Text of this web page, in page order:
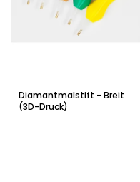
Diamantmalstift - Breit
(3D-Druck)